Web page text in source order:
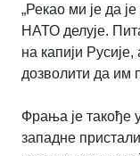
„Рекао ми је да
НАТО делује.
на капији
дозволити да им
Фрања је такође
западне